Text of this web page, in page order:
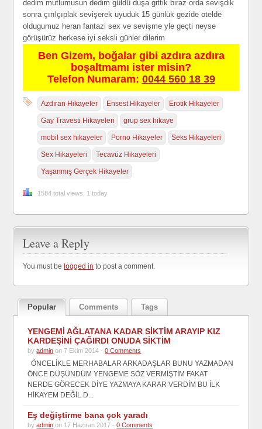
dedim mutlumusun dedim güldü duşa gittik biraz orda sevişdik
sonra çırılçıplak sevişerek uyuduk 15 günlük gezide otelde
oldugumuz heran fantazi sex ve sevişme yle geçti neyse
görüşürüz herkese iyi seksli günler dilerim
Ben Gizem, boğalar gibi azdıra azdıra
boşaltmamı ister misin?
Telefon Numaram: 0044 560 18 39
Azdıran Hikayeler Ensest Hikayeler Erotik Hikayeler
Gay Travesti Hikayeleri grup sex hikaye
mobil sex hikayeler Porno Hikayeler Seks Hikayeleri
Sex Hikayeleri Tecavüz Hikayeleri
Yaşanmış Gerçek Hikayeler
1584 total views, 1 today
Leave a Reply
You must belogged in to post a comment.
Popular Comments Tags
YENGEMİ AĞLATANA KADAR SİKTİM ARAYIP KIZ
KARDEŞİNİ ÇAĞIRDI ONUDA SİKTİM
byadmin on 7 Ekim 2014 -0 Comments
ÖNCELİKLE MERHABALAR ARKADAŞLAR BUNU YAZMADAN
ÖNCE DÜŞÜNDÜM YENGEME SÖZ VERMİŞTİM FAKAT
NERDE GÖRECEK DİYE YAZMAYA KARAR VERDİM BU İLK
HİKAYEM DEĞİL D...
Eş değiştirme bana çok yaradı
byadmin on 17 Haziran 2017 -0 Comments